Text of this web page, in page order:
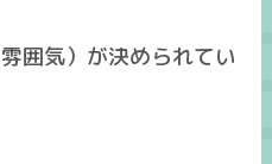
囲気）が決められてい